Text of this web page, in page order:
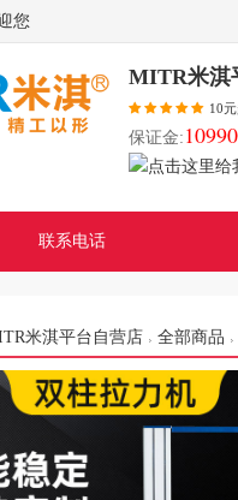
您
MITR米淇
10
保证金:
联系电话
米淇平台自营店 全部商品